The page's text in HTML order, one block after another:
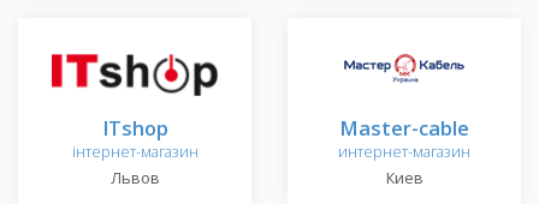
ITshop
інтернет-магазин
Львов
Master-cable
интернет-магазин
Киев